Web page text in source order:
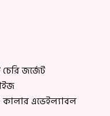
জর্জেট
এভেইল্যাবল